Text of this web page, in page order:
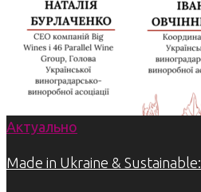
Актуально
Made in Ukraine & Sustainable: